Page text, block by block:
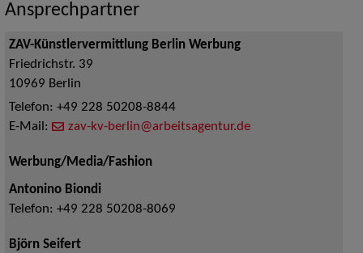
Ansprechpartner
ZAV-Künstlervermittlung Berlin Werbung
Friedrichstr. 39
10969 Berlin
Telefon: +49 228 50208-8844
E-Mail:
zav-kv-berlin@arbeitsagentur.de
Werbung/Media/Fashion
Antonino Biondi
Telefon: +49 228 50208-8069
Björn Seifert